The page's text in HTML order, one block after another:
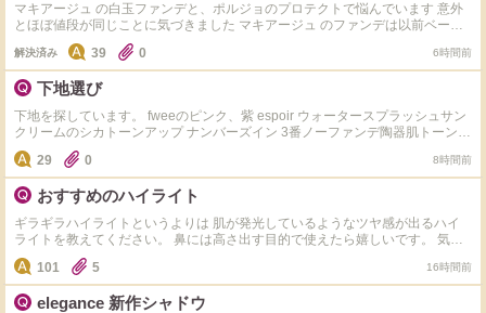
マキアージュ の白玉ファンデと、ポルジョのプロテクトで悩んでいます 意外
とほぼ値段が同じことに気づきました マキアージュ のファンデは以前ベージ
ュの方を買ったことがあり、手でテキトーに塗ると鼻や頬に毛穴落ちするなと
いう感じがありました ポルジョは店頭でBAさんが試させてくれたのは手の甲
だったので、キレイですが実際に顔に塗るとどうなのかな？と思っています
解決済み 39 0 6時間前
下地選び
下地を探しています。 fweeのピンク、紫 espoir ウォータースプラッシュサン
クリームのシカトーンアップ ナンバーズイン 3番ノーファンデ陶器肌トーンア
ップUVクリームEX の下地の中で ①乾燥しない ②皮脂崩れもしにくい ③(こっ
くりした重いテクスチャのは苦手なので)伸びがよく、軽い着け心地 に1番当て
はまる下地はどれですか？ 乾燥せずに皮脂崩れもしにくく崩れ方が綺麗な下
地を探してます。 また、重いテクスチャだと伸ばす時にムラになったり時間
がかかるのでサッと伸ばせるのがいいです どなたか教えてください！
29 0 8時間前
おすすめのハイライト
ギラギラハイライトというよりは 肌が発光しているようなツヤ感が出るハイ
ライトを教えてください。 鼻には高さ出す目的で使えたら嬉しいです。 気に
なってるのは以下の4つです。 ・Dior ディオールスキン フォーエヴァー グロ
ウ マキシマイザー ・Dior ディオールスキン フォーエヴァー グロウ マキシマ
イザー ・Diorバックステージ グロウ マキシマイザー パレット ・NARSライト
リフレクティング ルミナイジングスティック ・
101 5 16時間前
elegance 新作シャドウ